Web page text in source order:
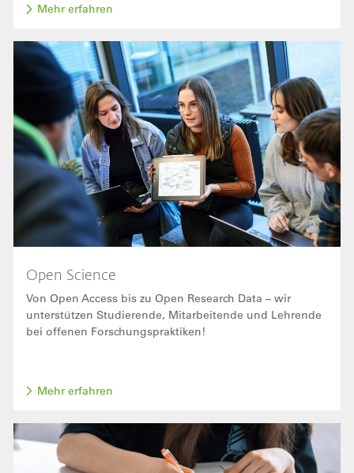
Mehr erfahren
Bild
Open Science
Von Open Access bis zu Open Research Data – wir
unterstützen Studierende, Mitarbeitende und Lehrende
bei offenen Forschungspraktiken!
Mehr erfahren
Bild